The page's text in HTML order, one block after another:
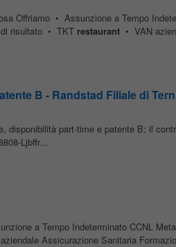
Offriamo • Assunzione a Tempo
risultato • TKT restaurant• VAN
B - Randstad Filiale di
disponibilità part-time e patente B; il
Ljbffr...
a Tempo Indeterminato CCNL
Assicurazione Sanitaria